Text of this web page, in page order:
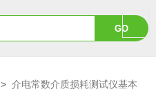
>介电常数介质损耗测试仪基本